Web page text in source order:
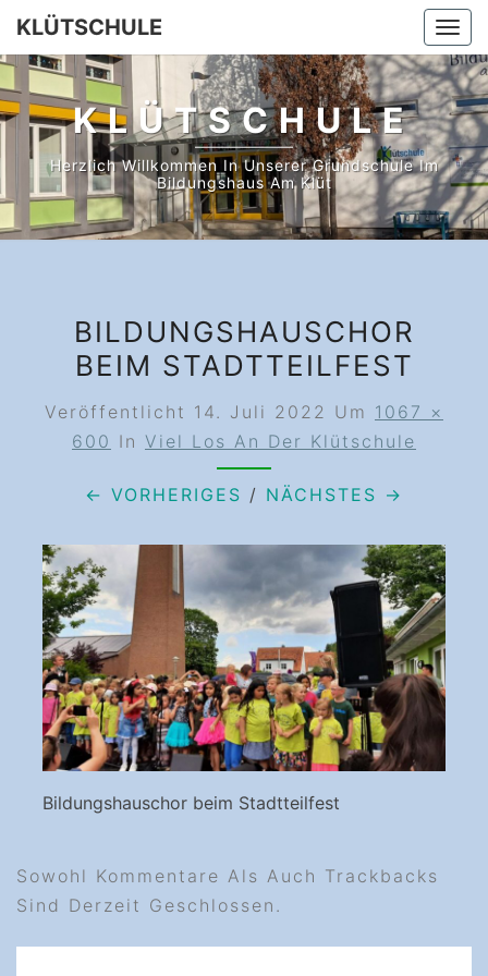
Skip
content
KLÜTSCHULE
KLÜTSCHULE
Herzlich Willkommen In Unserer Grundschule Im
Bildungshaus Am Klüt
BILDUNGSHAUSCHOR
BEIM STADTTEILFEST
Veröffentlicht 14. Juli 2022 Um 1067 ×
600 In Viel Los An Der Klütschule
← VORHERIGES / NÄCHSTES →
Bildungshauschor beim Stadtteilfest
Sowohl Kommentare Als Auch Trackbacks
Sind Derzeit Geschlossen.